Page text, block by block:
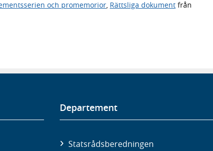
och promemorior Rättsliga dokument från
Departement
Statsrådsberedningen